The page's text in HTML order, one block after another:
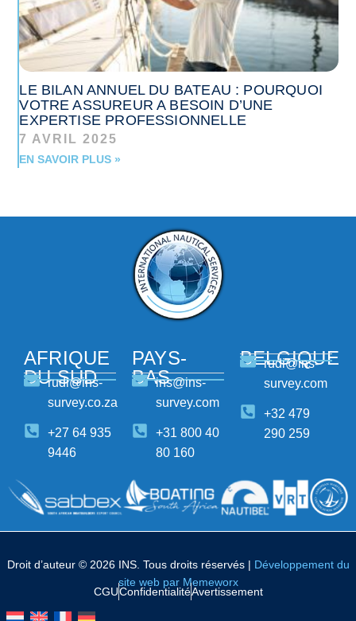
LE BILAN ANNUEL DU BATEAU : POURQUOI
VOTRE ASSUREUR A BESOIN D’UNE
EXPERTISE PROFESSIONNELLE
7 AVRIL 2025
EN SAVOIR PLUS »
AFRIQUE
DU SUD
rudi@ins-
survey.co.za
+27 64 935
9446
PAYS-
BASins@ins-
survey.com
+31 800 40
80 160
BELGIQUE
rudi@ins-
survey.com
+32 479
290 259
Droit d’auteur © 2026 INS. Tous droits réservés | Développement du
site web par Memeworx
CGUConfidentialitéAvertissement